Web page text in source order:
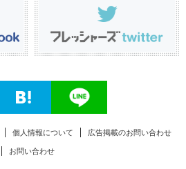
個人情報について 広告掲載のお問い合わせ
お問い合わせ